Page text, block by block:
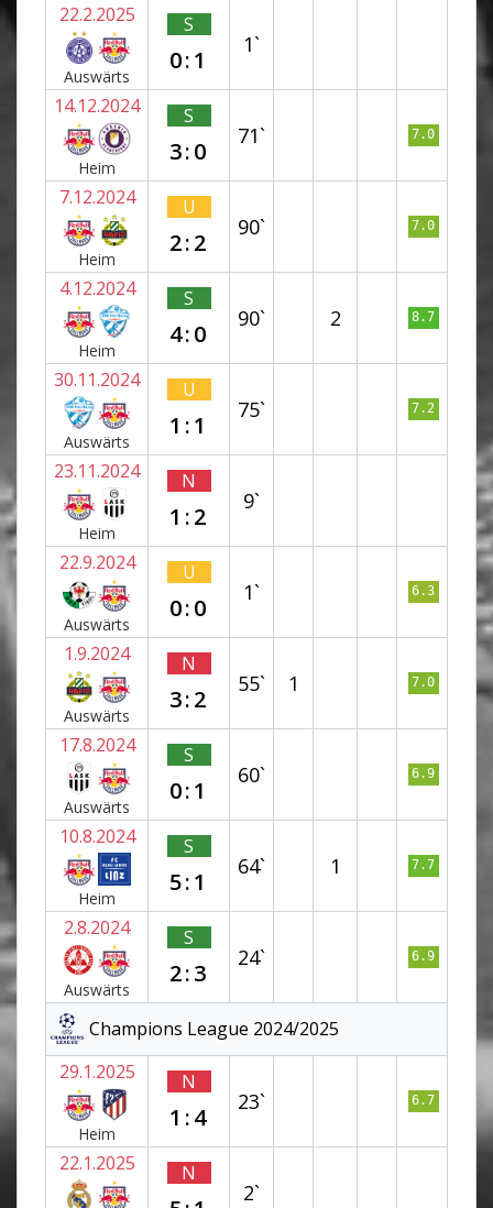
22.2.2025
Auswärts
S
0:1
1`
14.12.2024
Heim
S
3:0
71` 7.0
7.12.2024
Heim
U
2:2
90` 7.0
4.12.2024
Heim
S
4:0
90` 2 8.7
30.11.2024
Auswärts
U
1:1
75` 7.2
23.11.2024
Heim
N
1:2
9`
22.9.2024
Auswärts
U
0:0
1` 6.3
1.9.2024
Auswärts
N
3:2
55` 1 7.0
17.8.2024
Auswärts
S
0:1
60` 6.9
10.8.2024
Heim
S
5:1
64` 1 7.7
2.8.2024
Auswärts
S
2:3
24` 6.9
Champions League 2024/2025
29.1.2025
Heim
N
1:4
23` 6.7
22.1.2025 N
2`